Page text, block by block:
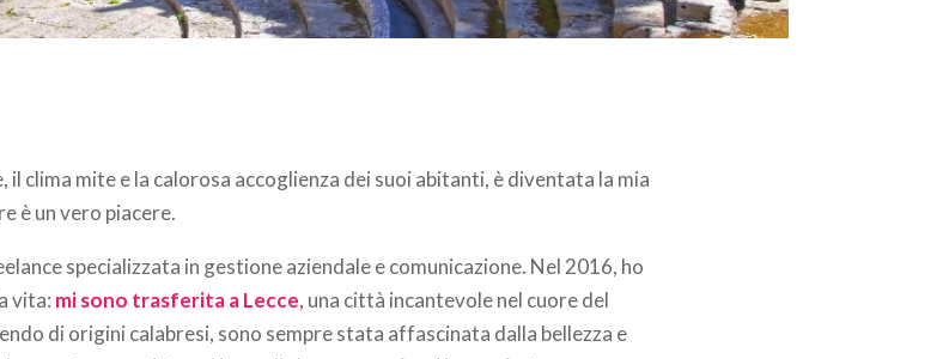
clima mite e la calorosa accoglienza dei suoi abitanti, è diventata la mia
è un vero piacere.
specializzata in gestione aziendale e comunicazione. Nel 2016, ho
vita: mi sono trasferita a Lecce, una città incantevole nel cuore del
di origini calabresi, sono sempre stata affascinata dalla bellezza e